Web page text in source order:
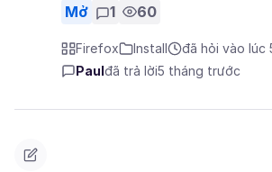
Mở 1 60
Firefox Install
đã hỏi vào lúc
Paul đã trả lời5 tháng trước